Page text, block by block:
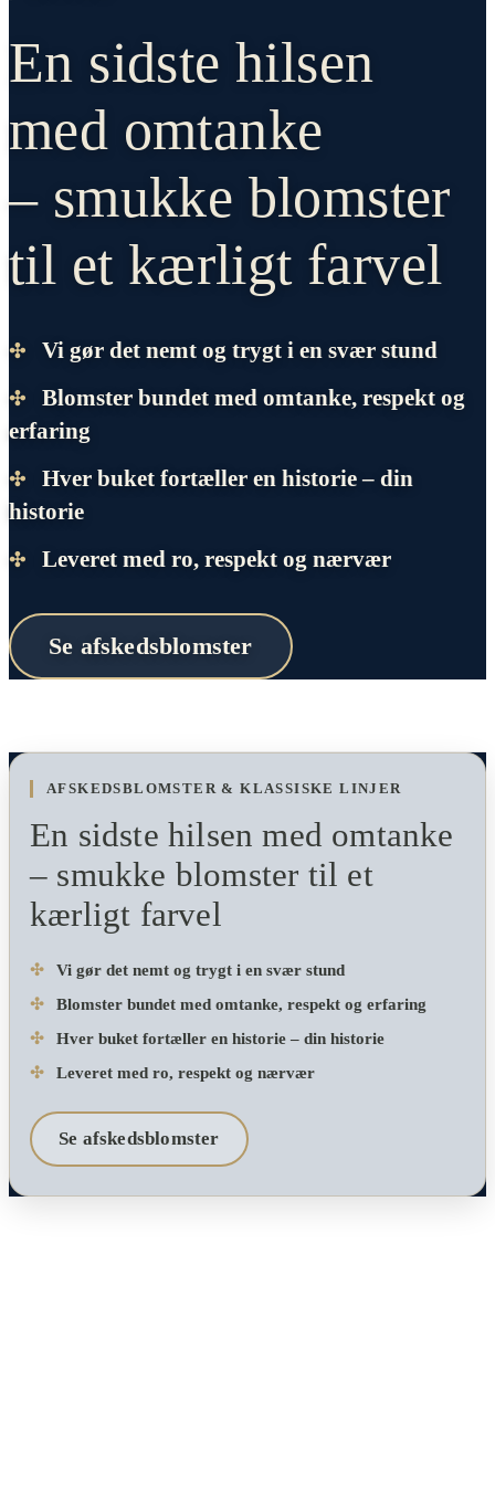
En sidste hilsen
med omtanke
– smukke blomster
til et kærligt farvel
✣ Vi gør det nemt og trygt i en svær stund
✣
Blomster bundet med omtanke, respekt og
erfaring
✣
Hver buket fortæller en historie – din
historie
✣ Leveret med ro, respekt og nærvær
Se afskedsblomster
AFSKEDSBLOMSTER & KLASSISKE LINJER
En sidste hilsen med omtanke
– smukke blomster til et
kærligt farvel
✣
Vi gør det nemt og trygt i en svær stund
✣
Blomster bundet med omtanke, respekt og erfaring
✣
Hver buket fortæller en historie – din historie
✣
Leveret med ro, respekt og nærvær
Se afskedsblomster